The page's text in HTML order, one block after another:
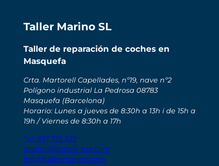
Taller Marino SL
Taller de reparación de coches en
Masquefa
Crta. Martorell Capellades, nº19, nave nº2
Polígono industrial La Pedrosa 08783
Masquefa (Barcelona)
Horario: Lunes a jueves de 8:30h a 13h i de 15h a
19h / Viernes de 8:30h a 17h
Tel: 937 725 329
marino@bosch-bcs.com
info@tallermarino.com